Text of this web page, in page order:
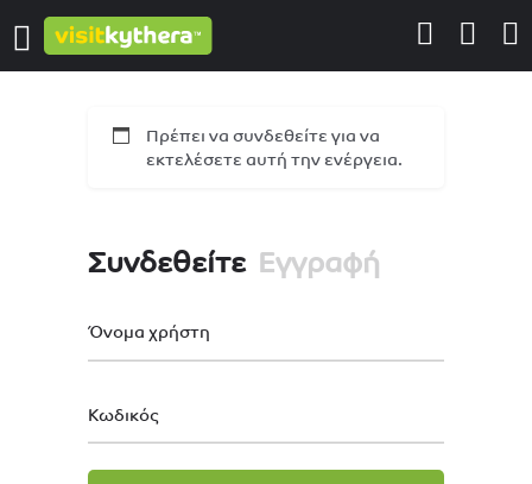
Πρέπει να συνδεθείτε για να
εκτελέσετε αυτή την ενέργεια.
Συνδεθείτε Εγγραφή
Όνομα χρήστη
Κωδικός